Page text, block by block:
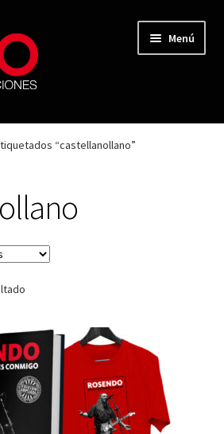
Menú
“castellanollano”